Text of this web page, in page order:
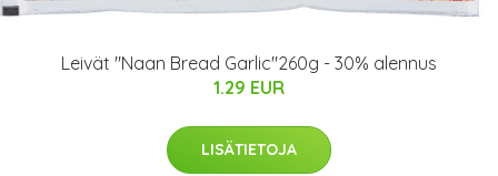
Leivät "Naan Bread Garlic"260g - 30% alennus
1.29 EUR
LISÄTIETOJA